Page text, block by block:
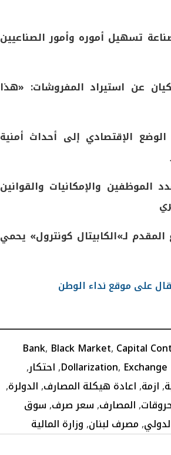
تسهيل أموره وأمور الصناعيين
عن استيراد المفروشات: «هذا
الإقتصادي إلى أحداث أمنية
والإمكانيات والقوانين
لـ»الكابيتال كونترول» يحمي
على موقع نداء الوطن
Bank, Black Market, Capital
Dollarization,
,احتكار,
,ازمة,اعادة هيكلة المصارف,الدولرة,
,المصارف,سعر صرف,سوق
,مصرف لبنان,وزارة المالية